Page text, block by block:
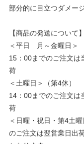
部分的に目立つダメー
【商品の発送について】
＜平日 月～金曜日＞
15：00までのご注文は
荷
＜土曜日＞（第4休）
14：00までのご注文は
荷
＜日曜・祝日・第4土曜
のご注文は翌営業日出